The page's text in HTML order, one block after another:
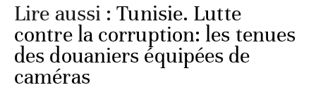
Lire aussi :Tunisie. Lutte
contre la corruption: les tenues
des douaniers équipées de
caméras